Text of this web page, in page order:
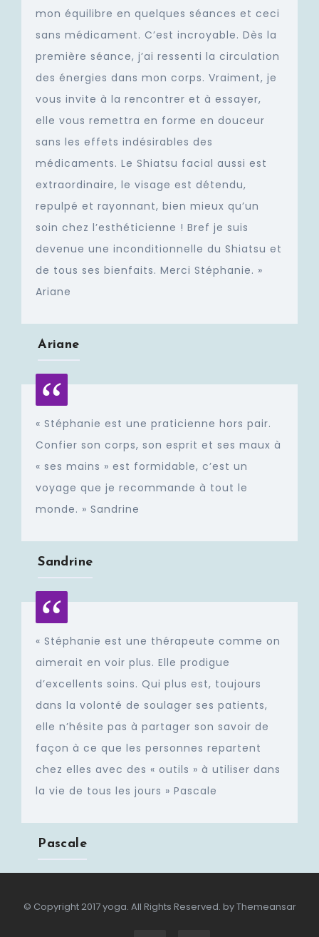
mon équilibre en quelques séances et ceci
sans médicament. C’est incroyable. Dès la
première séance, j’ai ressenti la circulation
des énergies dans mon corps. Vraiment, je
vous invite à la rencontrer et à essayer,
elle vous remettra en forme en douceur
sans les effets indésirables des
médicaments. Le Shiatsu facial aussi est
extraordinaire, le visage est détendu,
repulpé et rayonnant, bien mieux qu’un
soin chez l’esthéticienne ! Bref je suis
devenue une inconditionnelle du Shiatsu et
de tous ses bienfaits. Merci Stéphanie. »
Ariane
Ariane
« Stéphanie est une praticienne hors pair.
Confier son corps, son esprit et ses maux à
« ses mains » est formidable, c’est un
voyage que je recommande à tout le
monde. » Sandrine
Sandrine
« Stéphanie est une thérapeute comme on
aimerait en voir plus. Elle prodigue
d’excellents soins. Qui plus est, toujours
dans la volonté de soulager ses patients,
elle n’hésite pas à partager son savoir de
façon à ce que les personnes repartent
chez elles avec des « outils » à utiliser dans
la vie de tous les jours » Pascale
Pascale
© Copyright 2017 yoga. All Rights Reserved. byThemeansar